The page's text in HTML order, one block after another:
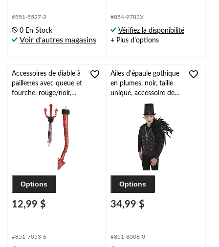
#851-5527-2
0 En Stock
Voir d'autres magasins
#854-9783X
Vérifiez la disponibilité
+ Plus d'options
Accessoires de diable à
paillettes avec queue et
fourche, rouge/noir,
taille unique, paq. 2,
accessoires de costume
à porter pour
Options
12,99 $
#851-7053-6
Ailes d'épaule gothique
en plumes, noir, taille
unique, accessoire de
costume à porter pour
l'Halloween
Options
34,99 $
#851-8008-0